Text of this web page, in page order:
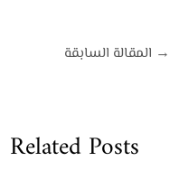
→ المقالة السابقة
Related Posts